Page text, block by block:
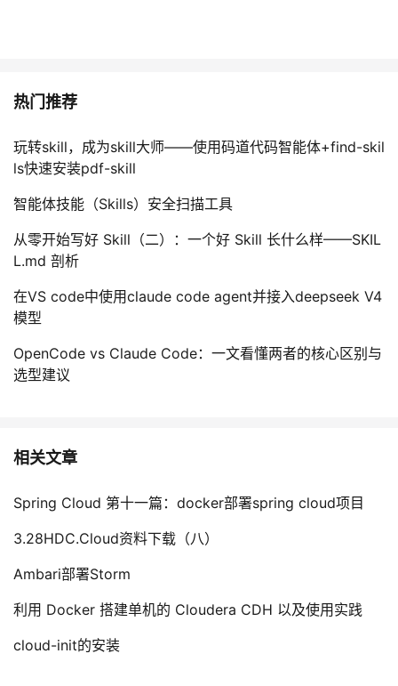
热门推荐
玩转skill，成为skill大师——使用码道代码智能体+find-skil
ls快速安装pdf-skill
智能体技能（Skills）安全扫描工具
从零开始写好 Skill（二）：一个好 Skill 长什么样——SKIL
L.md 剖析
在VS code中使用claude code agent并接入deepseek V4
模型
OpenCode vs Claude Code：一文看懂两者的核心区别与
选型建议
相关文章
Spring Cloud 第十一篇：docker部署spring cloud项目
3.28HDC.Cloud资料下载（八）
Ambari部署Storm
利用 Docker 搭建单机的 Cloudera CDH 以及使用实践
cloud-init的安装